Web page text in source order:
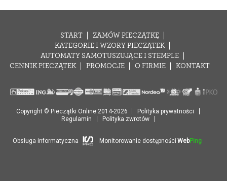
START
ZAMÓW PIECZĄTKĘ
KATEGORIE I WZORY PIECZĄTEK
AUTOMATY SAMOTUSZUJĄCE I STEMPLE
CENNIK PIECZĄTEK
PROMOCJE O FIRMIE KONTAKT
Copyright © Pieczątki Online 2014-2026
Polityka prywatności
Regulamin
Polityka zwrotów
Obsługa informatyczna Monitorowanie dostępności WebPing